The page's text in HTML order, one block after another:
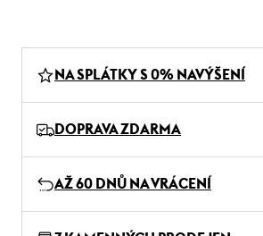
NA SPLÁTKY S 0% NAVÝŠENÍ
DOPRAVA ZDARMA
AŽ 60 DNŮ NA VRÁCENÍ